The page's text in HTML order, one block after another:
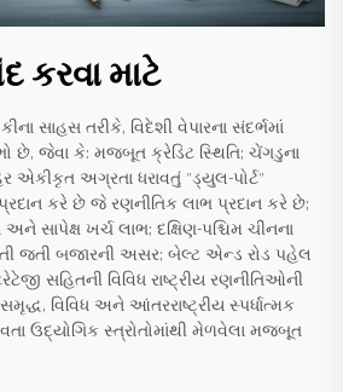
માટે
સાહસ તરીકે, વિદેશી વેપારના સંદર્ભમાં
જેવા કે: મજબૂત ક્રેડિટ સ્થિતિ; ચેંગડુના
એકીકૃત અગ્રતા ધરાવતું "ડ્યુલ-પોર્ટ"
કરે છે જે રણનીતિક લાભ પ્રદાન કરે છે;
સાપેક્ષ ખર્ચ લાભ; દક્ષિણ-પશ્ચિમ ચીનના
જતી બજારની અસર; બેલ્ટ એન્ડ રોડ પહેલ
સહિતની વિવિધ રાષ્ટ્રીય રણનીતિઓની
વિવિધ અને આંતરરાષ્ટ્રીય સ્પર્ધાત્મક
ઉદ્યોગિક સ્ત્રોતોમાંથી મેળવેલા મજબૂત